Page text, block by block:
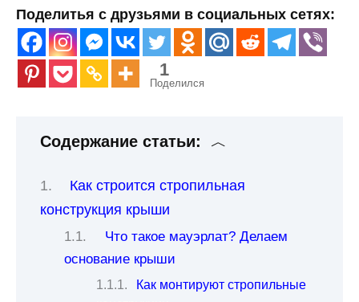
Поделитья с друзьями в социальных сетях:
1
Поделился
Содержание статьи:
Как строится стропильная
конструкция крыши
Что такое мауэрлат? Делаем
основание крыши
Как монтируют стропильные